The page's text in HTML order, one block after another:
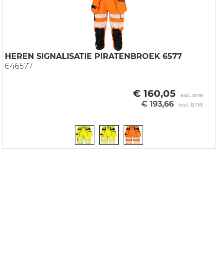
HEREN SIGNALISATIE PIRATENBROEK 6577
646577
€ 160,05 excl. BTW
€ 193,66 incl. BTW